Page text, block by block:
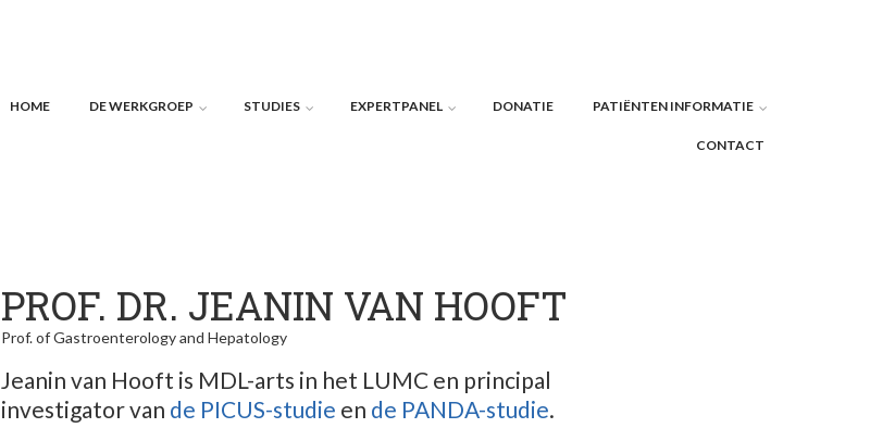
HOME DE WERKGROEP STUDIES EXPERTPANEL DONATIE PATIËNTEN INFORMATIE
CONTACT
PROF. DR. JEANIN VAN HOOFT
Prof. of Gastroenterology and Hepatology
Jeanin van Hooft is MDL-arts in het LUMC en principal
investigator van de PICUS-studie en de PANDA-studie.